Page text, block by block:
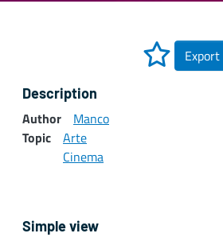
Export
Description
Author
Manco
Topic
Arte
Cinema
Simple view